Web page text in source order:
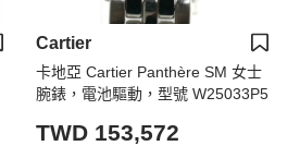
Cartier
卡地亞 Cartier Panthère SM 女士
腕錶，電池驅動，型號 W25033P5
TWD 153,572